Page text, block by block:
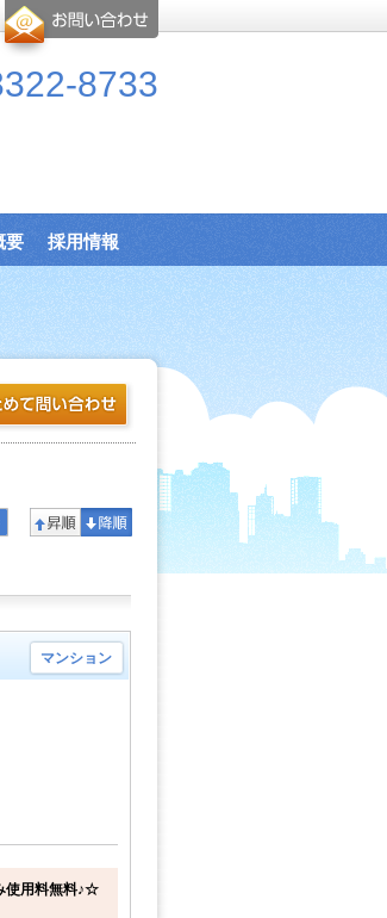
8733
要 採用情報
マンション
使用料無料♪☆